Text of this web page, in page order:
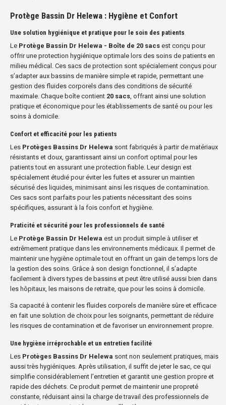
Protège Bassin Dr Helewa : Hygiène et Confort
Une solution hygiénique et pratique pour le soin des patients
Le Protège Bassin Dr Helewa - Boîte de 20 sacs est conçu pour
offrir une protection hygiénique optimale lors des soins de patients en
milieu médical. Ces sacs de protection sont spécialement conçus pour
s’adapter aux bassins de manière simple et rapide, permettant une
gestion des fluides corporels dans des conditions de sécurité
maximale. Chaque boîte contient 20 sacs, offrant ainsi une solution
pratique et économique pour les établissements de santé ou pour les
soins à domicile.
Confort et efficacité pour les patients
Les Protèges Bassins Dr Helewa sont fabriqués à partir de matériaux
résistants et doux, garantissant ainsi un confort optimal pour les
patients tout en assurant une protection fiable. Leur design est
spécialement étudié pour éviter les fuites et assurer un maintien
sécurisé des liquides, minimisant ainsi les risques de contamination.
Ces sacs sont parfaits pour les patients nécessitant des soins
spécifiques, assurant à la fois confort et hygiène.
Praticité et sécurité pour les professionnels de santé
Le Protège Bassin Dr Helewa est un produit simple à utiliser et
extrêmement pratique dans les environnements médicaux. Il permet de
maintenir une hygiène optimale tout en offrant un gain de temps lors de
la gestion des soins. Grâce à son design fonctionnel, il s’adapte
facilement à divers types de bassins et peut être utilisé aussi bien dans
les hôpitaux, les maisons de retraite, que pour les soins à domicile.
Sa capacité à contenir les fluides corporels de manière sûre et efficace
en fait une solution de choix pour les soignants, permettant de réduire
les risques de contamination et de favoriser un environnement propre.
Une hygiène irréprochable et un entretien facilité
Les Protèges Bassins Dr Helewa sont non seulement pratiques, mais
aussi très hygiéniques. Après utilisation, il suffit de jeter le sac, ce qui
simplifie considérablement l’entretien et garantit une gestion propre et
rapide des déchets. Ce produit permet de maintenir une propreté
constante, réduisant ainsi la charge de travail des professionnels de